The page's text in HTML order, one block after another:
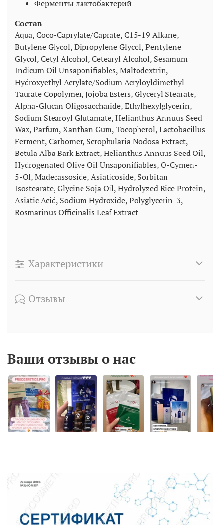
Ферменты лактобактерий
Состав
Aqua, Coco-Caprylate/Caprate, C15-19 Alkane,
Butylene Glycol, Dipropylene Glycol, Pentylene
Glycol, Cetyl Alcohol, Cetearyl Alcohol, Sesamum
Indicum Oil Unsaponifiables, Maltodextrin,
Hydroxyethyl Acrylate/Sodium Acryloyldimethyl
Taurate Copolymer, Jojoba Esters, Glyceryl Stearate,
Alpha-Glucan Oligosaccharide, Ethylhexylglycerin,
Sodium Stearoyl Glutamate, Helianthus Annuus Seed
Wax, Parfum, Xanthan Gum, Tocopherol, Lactobacillus
Ferment, Carbomer, Scrophularia Nodosa Extract,
Betula Alba Bark Extract, Helianthus Annuus Seed Oil,
Hydrogenated Olive Oil Unsaponifiables, O-Cymen-
5-Ol, Madecassoside, Asiaticoside, Sorbitan
Isostearate, Glycine Soja Oil, Hydrolyzed Rice Protein,
Asiatic Acid, Sodium Hydroxide, Polyglycerin-3,
Rosmarinus Officinalis Leaf Extract
Характеристики
Отзывы
Ваши отзывы о нас